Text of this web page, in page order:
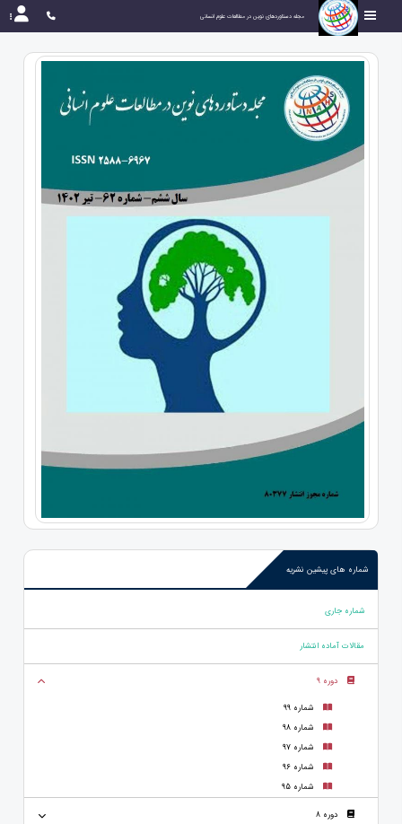
مجله دستاوردهای نوین در مطالعات علوم انسانی
شماره های پیشین نشریه
شماره جاری
مقالات آماده انتشار
دوره 9
شماره 99
شماره 98
شماره 97
شماره 96
شماره 95
دوره 8